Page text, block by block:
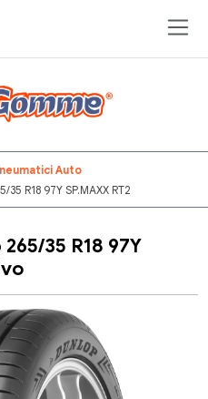
Auto
35 R18 97Y SP.MAXX RT2
35 R18 97Y